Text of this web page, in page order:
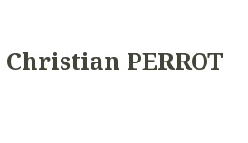
Christian PERROT